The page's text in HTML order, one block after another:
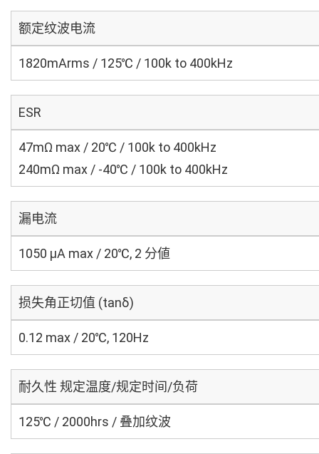
额定纹波电流
1820mArms / 125℃ / 100k to 400kHz
ESR
47mΩ max / 20℃ / 100k to 400kHz
240mΩ max / -40℃ / 100k to 400kHz
漏电流
1050 μA max / 20℃, 2 分値
损失角正切值 (tanδ)
0.12 max / 20℃, 120Hz
耐久性 规定温度/规定时间/负荷
125℃ / 2000hrs / 叠加纹波